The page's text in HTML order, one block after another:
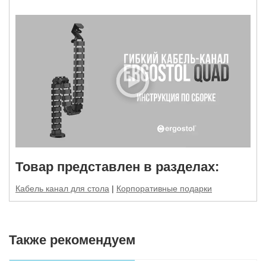
Товар представлен в разделах:
Кабель канал для стола | Корпоративные подарки
Также рекомендуем